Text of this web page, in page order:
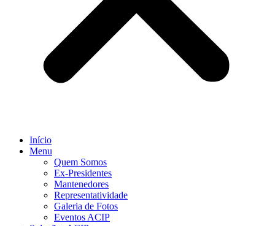
Início
Menu
Quem Somos
Ex-Presidentes
Mantenedores
Representatividade
Galeria de Fotos
Eventos ACIP